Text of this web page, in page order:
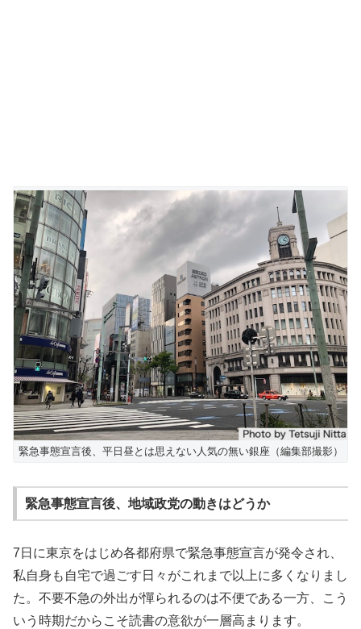
緊急事態宣言後、平日昼とは思えない人気の無い銀座（編集部撮影）
緊急事態宣言後、地域政党の動きはどうか
7日に東京をはじめ各都府県で緊急事態宣言が発令され、
私自身も自宅で過ごす日々がこれまで以上に多くなりまし
た。不要不急の外出が憚られるのは不便である一方、こう
いう時期だからこそ読書の意欲が一層高まります。